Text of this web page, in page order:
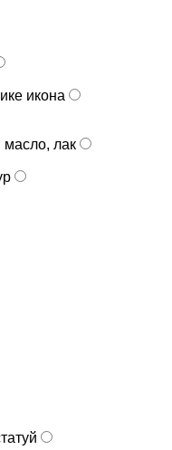
икона
масло, лак